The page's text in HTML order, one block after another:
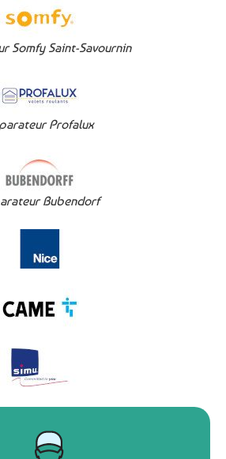
Somfy Saint-Savournin
Profalux
Bubendorf